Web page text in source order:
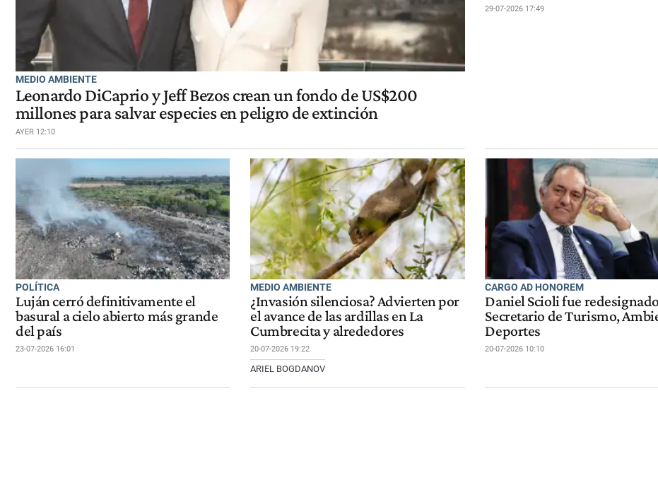
MEDIO AMBIENTE
Leonardo DiCaprio y Jeff Bezos crean un fondo de US$200
millones para salvar especies en peligro de extinción
AYER 12:10
29-07-2026 17:49
POLÍTICA
Luján cerró definitivamente el
basural a cielo abierto más grande
del país
23-07-2026 16:01
MEDIO AMBIENTE
¿Invasión silenciosa? Advierten por
el avance de las ardillas en La
Cumbrecita y alrededores
20-07-2026 19:22
ARIEL BOGDANOV
CARGO AD HONOREM
Daniel Scioli fue
Secretario de Turismo,
Deportes
20-07-2026 10:10